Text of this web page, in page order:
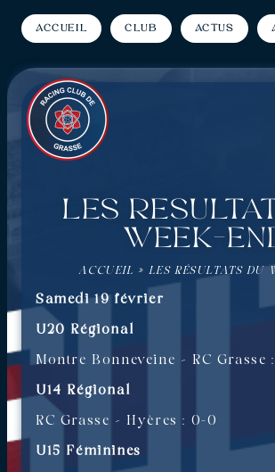
Accueil Club Actus
Les
week-
ACCUEIL » LES RÉSULTATS DU
Samedi 19 février
U20 Régional
Montre Bonneveine – RC Grasse :
U14 Régional
RC Grasse – Hyères : 0-0
U15 Féminines